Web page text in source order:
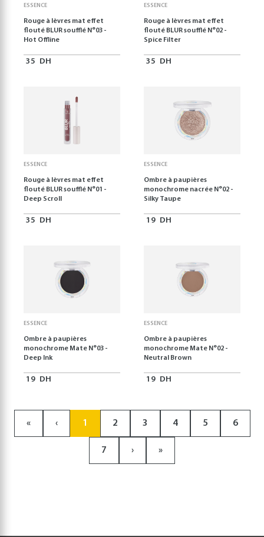
ESSENCE
Rouge à lèvres mat effet
flouté BLUR soufflé N°03 -
Hot Offline
35 DH
ESSENCE
Rouge à lèvres mat effet
flouté BLUR soufflé N°02 -
Spice Filter
35 DH
ESSENCE
Rouge à lèvres mat effet
flouté BLUR soufflé N°01 -
Deep Scroll
35 DH
ESSENCE
Ombre à paupières
monochrome nacrée N°02 -
Silky Taupe
19 DH
ESSENCE
Ombre à paupières
monochrome Mate N°03 -
Deep Ink
19 DH
ESSENCE
Ombre à paupières
monochrome Mate N°02 -
Neutral Brown
19 DH
« ‹ 1 2 3 4 5 6
7 › »